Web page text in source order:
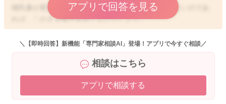
哺乳量が変わらず、ほどほどに飲めていて、機嫌がよいのであ
れば、このまま様子をみてよいでしょう。
普段より飲む量が減る、機嫌が悪いことが続くなど他の症状が
起きた場合は小児科へ直接相談してください。
また、混合栄養の定義についてですが、一般の方向けの明確な
基準はありません。
専門職側(特に小児科や助産師など授乳に詳しい専門職)として
アプリで回答を見る
＼【即時回答】新機能「専門家相談AI」登場！アプリで今すぐ相談／
相談はこちら
アプリで相談する